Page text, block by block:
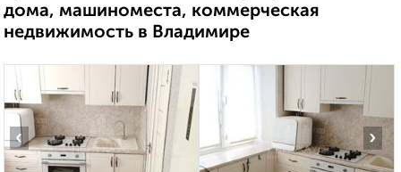
дома, машиноместа, коммерческая
недвижимость в Владимире
‹ ›